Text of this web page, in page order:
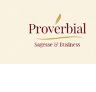
contenu